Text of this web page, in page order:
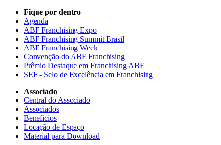
Fique por dentro
Agenda
ABF Franchising Expo
ABF Franchising Summit Brasil
ABF Franchising Week
Convenção do ABF Franchising
Prêmio Destaque em Franchising ABF
SEF - Selo de Excelência em Franchising
Associado
Central do Associado
Associados
Beneficios
Locação de Espaço
Material para Download